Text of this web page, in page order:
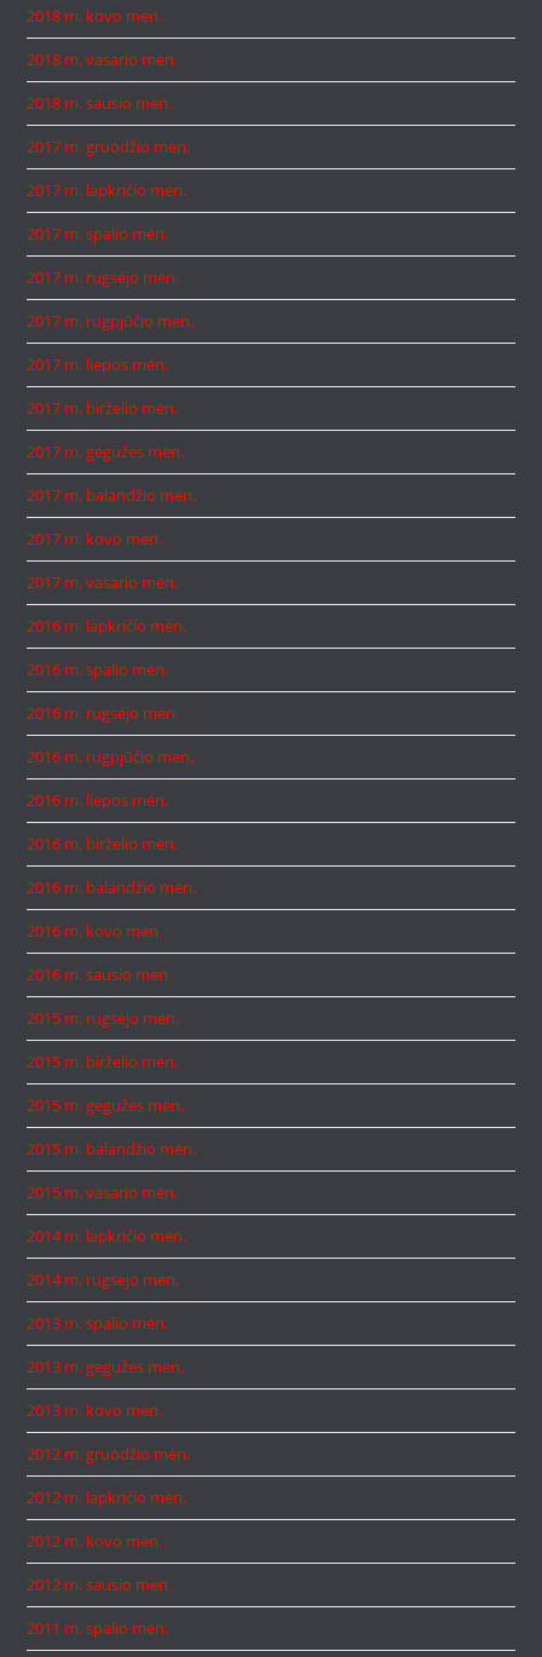
2018 m. kovo mėn.
2018 m. vasario mėn.
2018 m. sausio mėn.
2017 m. gruodžio mėn.
2017 m. lapkričio mėn.
2017 m. spalio mėn.
2017 m. rugsėjo mėn.
2017 m. rugpjūčio mėn.
2017 m. liepos mėn.
2017 m. birželio mėn.
2017 m. gegužės mėn.
2017 m. balandžio mėn.
2017 m. kovo mėn.
2017 m. vasario mėn.
2016 m. lapkričio mėn.
2016 m. spalio mėn.
2016 m. rugsėjo mėn.
2016 m. rugpjūčio mėn.
2016 m. liepos mėn.
2016 m. birželio mėn.
2016 m. balandžio mėn.
2016 m. kovo mėn.
2016 m. sausio mėn.
2015 m. rugsėjo mėn.
2015 m. birželio mėn.
2015 m. gegužės mėn.
2015 m. balandžio mėn.
2015 m. vasario mėn.
2014 m. lapkričio mėn.
2014 m. rugsėjo mėn.
2013 m. spalio mėn.
2013 m. gegužės mėn.
2013 m. kovo mėn.
2012 m. gruodžio mėn.
2012 m. lapkričio mėn.
2012 m. kovo mėn.
2012 m. sausio mėn.
2011 m. spalio mėn.